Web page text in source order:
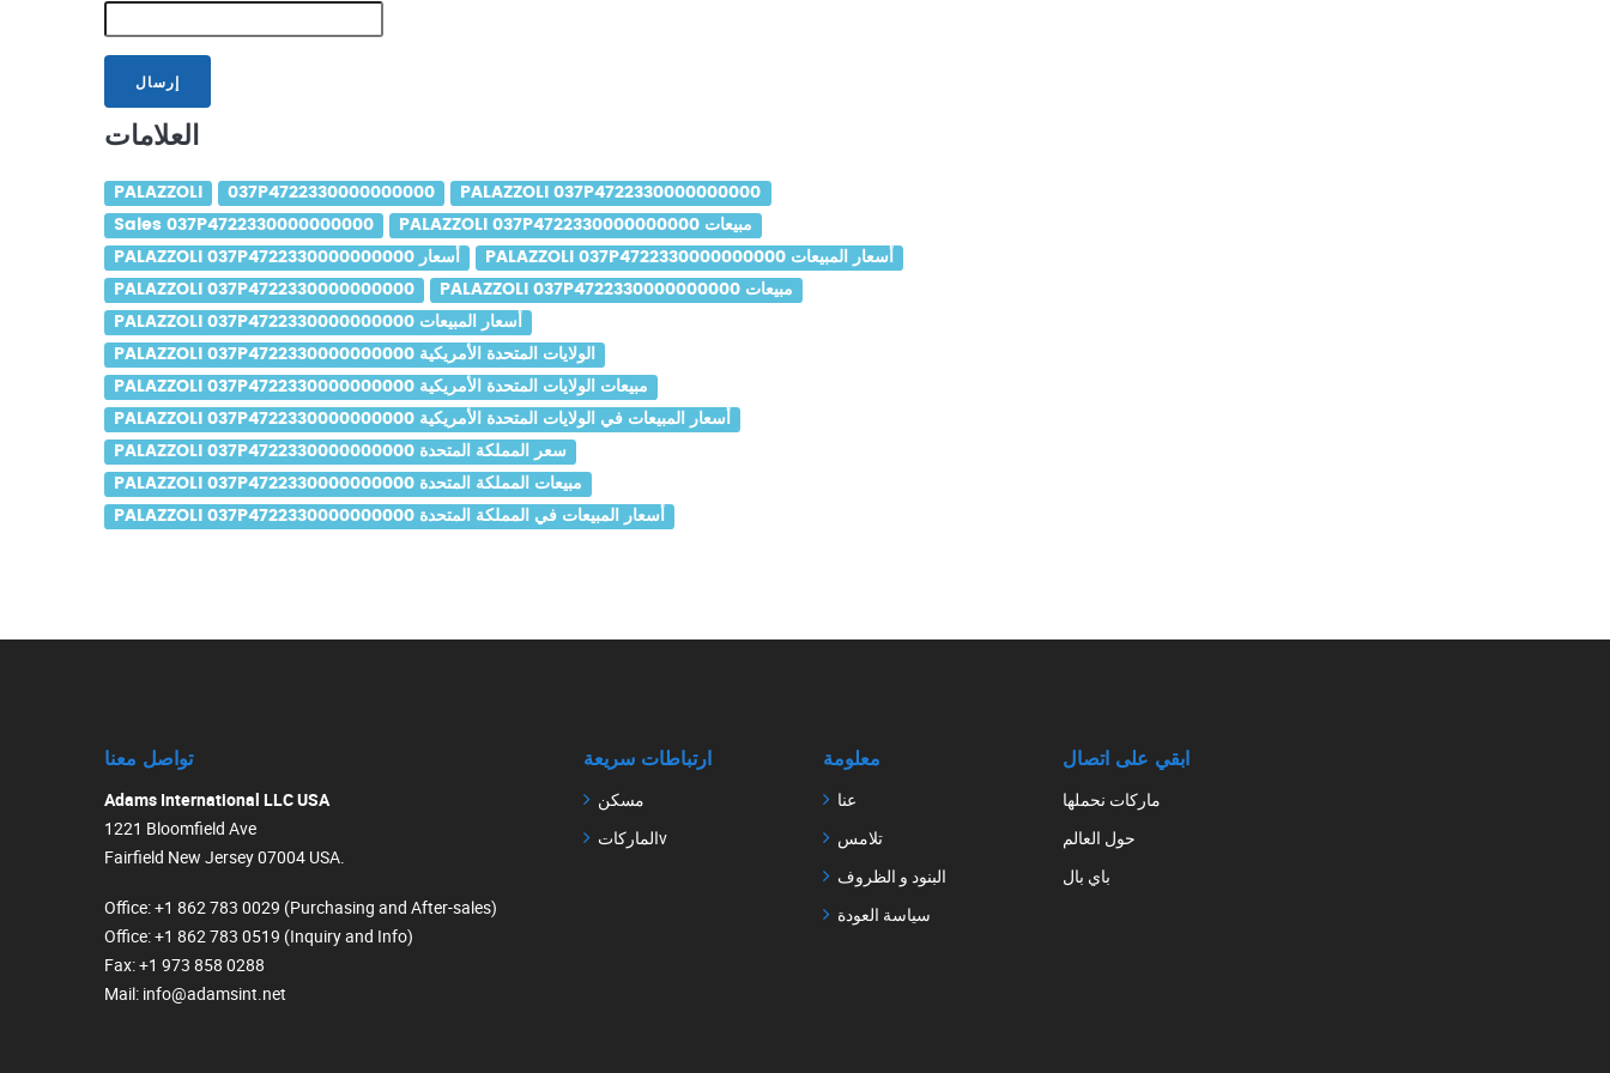
إرسال
العلامات
PALAZZOLI 037P4722330000000000
PALAZZOLI 037P4722330000000000
Sales 037P4722330000000000
PALAZZOLI 037P4722330000000000 مبيعات
PALAZZOLI 037P4722330000000000 أسعار
PALAZZOLI 037P4722330000000000 أسعار المبيعات
PALAZZOLI 037P4722330000000000
PALAZZOLI 037P4722330000000000 مبيعات
PALAZZOLI 037P4722330000000000 أسعار المبيعات
PALAZZOLI 037P4722330000000000 الولايات المتحدة الأمريكية
PALAZZOLI 037P4722330000000000 مبيعات الولايات المتحدة الأمريكية
PALAZZOLI 037P4722330000000000 أسعار المبيعات في الولايات المتحدة الأمريكية
PALAZZOLI 037P4722330000000000 سعر المملكة المتحدة
PALAZZOLI 037P4722330000000000 مبيعات المملكة المتحدة
PALAZZOLI 037P4722330000000000 أسعار المبيعات في المملكة المتحدة
تواصل معنا
Adams International LLC USA
1221 Bloomfield Ave
Fairfield New Jersey 07004 USA.
Office: +1 862 783 0029 (Purchasing and After-sales)
Office: +1 862 783 0519 (Inquiry and Info)
Fax: +1 973 858 0288
Mail: info@adamsint.net
ارتباطات سريعة
مسكن
الماركاتv
معلومة
عنا
تلامس
البنود و الظروف
سياسة العودة
ابقي على اتصال
ماركات نحملها
حول العالم
باي بال